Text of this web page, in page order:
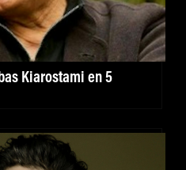
Kiarostami en 5